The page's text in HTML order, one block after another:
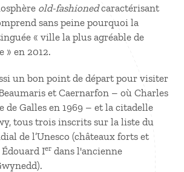
old-fashionedcaractérisant
sans peine pourquoi la
« ville la plus agréable de
» en 2012.
un bon point de départ pour visiter
et Caernarfon – où Charles
Galles en 1969 – et la citadelle
tous trois inscrits sur la liste du
de l’Unesco (châteaux forts et
Ier dans l'ancienne